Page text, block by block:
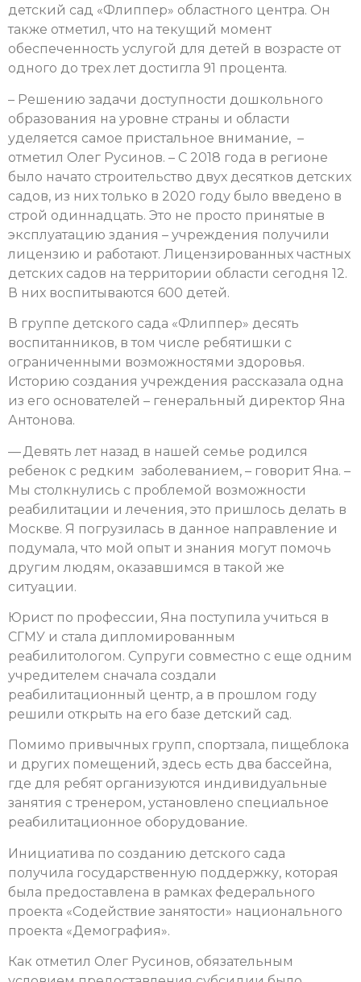
детский сад «Флиппер» областного центра. Он
также отметил, что на текущий момент
обеспеченность услугой для детей в возрасте от
одного до трех лет достигла 91 процента.
– Решению задачи доступности дошкольного
образования на уровне страны и области
уделяется самое пристальное внимание, –
отметил Олег Русинов. – С 2018 года в регионе
было начато строительство двух десятков детских
садов, из них только в 2020 году было введено в
строй одиннадцать. Это не просто принятые в
эксплуатацию здания – учреждения получили
лицензию и работают. Лицензированных частных
детских садов на территории области сегодня 12.
В них воспитываются 600 детей.
В группе детского сада «Флиппер» десять
воспитанников, в том числе ребятишки с
ограниченными возможностями здоровья.
Историю создания учреждения рассказала одна
из его основателей – генеральный директор Яна
Антонова.
— Девять лет назад в нашей семье родился
ребенок с редким заболеванием, – говорит Яна. –
Мы столкнулись с проблемой возможности
реабилитации и лечения, это пришлось делать в
Москве. Я погрузилась в данное направление и
подумала, что мой опыт и знания могут помочь
другим людям, оказавшимся в такой же
ситуации.
Юрист по профессии, Яна поступила учиться в
СГМУ и стала дипломированным
реабилитологом. Супруги совместно с еще одним
учредителем сначала создали
реабилитационный центр, а в прошлом году
решили открыть на его базе детский сад.
Помимо привычных групп, спортзала, пищеблока
и других помещений, здесь есть два бассейна,
где для ребят организуются индивидуальные
занятия с тренером, установлено специальное
реабилитационное оборудование.
Инициатива по созданию детского сада
получила государственную поддержку, которая
была предоставлена в рамках федерального
проекта «Содействие занятости» национального
проекта «Демография».
Как отметил Олег Русинов, обязательным